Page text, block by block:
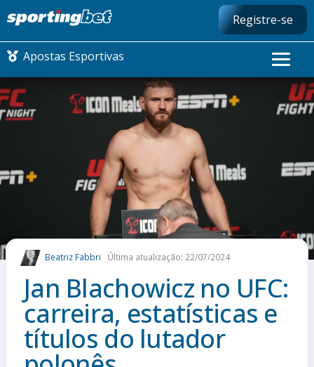
Registre-se
Apostas Esportivas
CONMEBOL LIBERTADORES
FUTEBOL NACIONAL
FUTEBOL INTERNACIONAL
COMO APOSTAR
MAIS ESPORTES
Beatriz Fabbri Última atualização: 22/07/2024
Jan Blachowicz no UFC:
carreira, estatísticas e
títulos do lutador